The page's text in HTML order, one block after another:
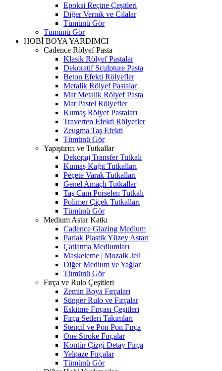
Epoksi Reçine Çeşitleri
Diğer Vernik ve Cilalar
Tümünü Gör
Tümünü Gör
HOBİ BOYA YARDIMCI
Cadence Rölyef Pasta
Klasik Rölyef Pastalar
Dekoratif Sculpture Pasta
Beton Efekti Rölyefler
Metalik Rölyef Pastalar
Mat Metalik Rölyef Pasta
Mat Pastel Rölyefler
Kumaş Rölyef Pastaları
Traverten Efekti Rölyefler
Zeugma Taş Efekti
Tümünü Gör
Yapıştırıcı ve Tutkallar
Dekopaj Transfer Tutkalı
Kumaş Kağıt Tutkalları
Peçete Varak Tutkalları
Genel Amaçlı Tutkallar
Taş Cam Porselen Tutkalı
Polimer Çiçek Tutkalları
Tümünü Gör
Medium Astar Katkı
Cadence Glazing Medium
Parlak Plastik Yüzey Astarı
Çatlatma Mediumları
Maskeleme | Mozaik Jeli
Diğer Medium ve Yağlar
Tümünü Gör
Fırça ve Rulo Çeşitleri
Zemin Boya Fırçaları
Sünger Rulo ve Fırçalar
Eskitme Fırçası Çeşitleri
Fırça Setleri Takımları
Stencil ve Pon Pon Fırça
One Stroke Fırçalar
Kontür Çizgi Detay Fırça
Yelpaze Fırçalar
Tümünü Gör